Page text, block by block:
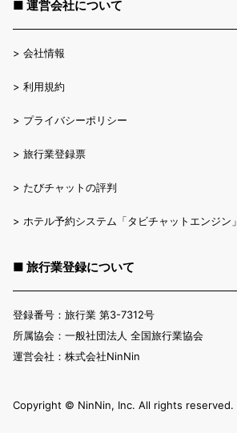
■ 運営会社について
> 会社情報
> 利用規約
> プライバシーポリシー
> 旅行業登録票
> たびチャットの評判
> ホテル予約システム「タビチャットエンジン」
■ 旅行業登録について
登録番号：旅行業 第3-7312号
所属協会：一般社団法人 全国旅行業協会
運営会社：株式会社NinNin
Copyright ©︎ NinNin, Inc. All rights reserved.